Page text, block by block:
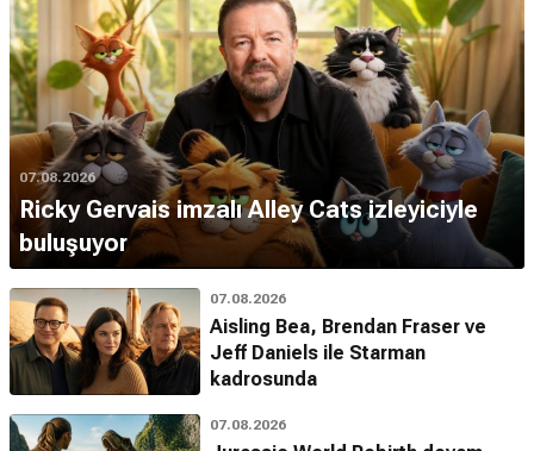
07.08.2026
Ricky Gervais imzalı Alley Cats izleyiciyle
buluşuyor
07.08.2026
Aisling Bea, Brendan Fraser ve
Jeff Daniels ile Starman
kadrosunda
07.08.2026